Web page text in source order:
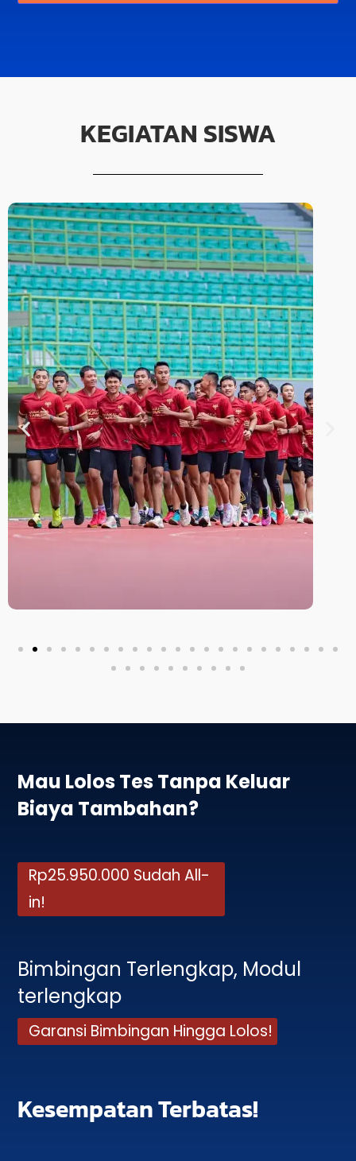
KEGIATAN SISWA
Mau Lolos Tes Tanpa Keluar
Biaya Tambahan?
Rp25.950.000 Sudah All-
in!
Bimbingan Terlengkap, Modul
terlengkap
Garansi Bimbingan Hingga Lolos!
Kesempatan Terbatas!